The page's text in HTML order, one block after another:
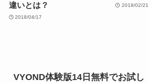
違いとは？
2018/04/17
2018/02/21
VYOND体験版14日無料でお試し